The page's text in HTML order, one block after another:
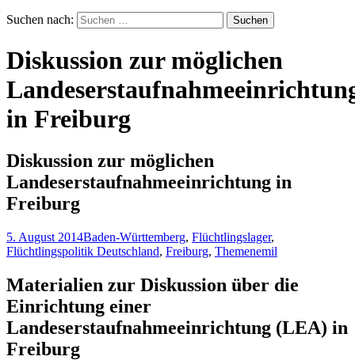
Suchen nach:
Diskussion zur möglichen
in Freiburg
Diskussion zur möglichen
Landeserstaufnahmeeinrichtung in
Freiburg
5. August 2014Baden-Württemberg, Flüchtlingslager,
Flüchtlingspolitik Deutschland, Freiburg, Themenemil
Materialien zur Diskussion über die
Einrichtung einer
Landeserstaufnahmeeinrichtung (LEA) in
Freiburg